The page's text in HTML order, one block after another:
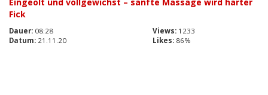
Fick
Dauer: 08:28 Views: 1233
Datum: 21.11.20 Likes: 86%